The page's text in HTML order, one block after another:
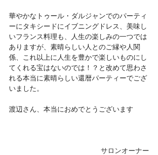
華やかなトゥール・ダルジャンでのパーティ
ーにタキシードにイブニングドレス、美味し
いフランス料理も、人生の楽しみの一つでは
ありますが、素晴らしい人とのご縁や人関
係、これ以上に人生を豊かで楽しいものにし
てくれる宝はないのでは！？と改めて思わさ
れる本当に素晴らしい還暦パーティーでござ
いました。
渡辺さん、本当におめでとうございます
サロンオーナー